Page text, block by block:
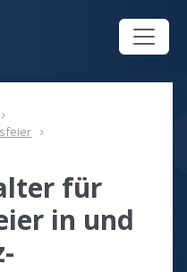
für
in und